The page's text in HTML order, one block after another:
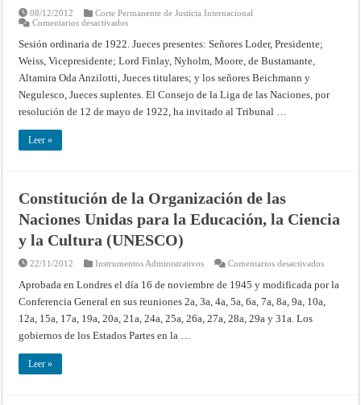
08/12/2012
Corte Permanente de Justicia Internacional
Comentarios desactivadosen
sobre
condiciones
la
designación
de
delegado
internacional
del
trabajo
(Serie
B,
No.
Sesión ordinaria de 1922. Jueces presentes: Señores Loder, Presidente;
Weiss, Vicepresidente; Lord Finlay, Nyholm, Moore, de Bustamante,
Altamira Oda Anzilotti, Jueces titulares; y los señores Beichmann y
Negulesco, Jueces suplentes. El Consejo de la Liga de las Naciones, por
resolución de 12 de mayo de 1922, ha invitado al Tribunal …
Leer »
Constitución de la Organización de las
Naciones Unidas para la Educación, la Ciencia
y la Cultura (UNESCO)
22/11/2012 Instrumentos Administrativos Comentarios desactivadosen
de
Aprobada en Londres el día 16 de noviembre de 1945 y modificada por la
Conferencia General en sus reuniones 2a, 3a, 4a, 5a, 6a, 7a, 8a, 9a, 10a,
12a, 15a, 17a, 19a, 20a, 21a, 24a, 25a, 26a, 27a, 28a, 29a y 31a. Los
gobiernos de los Estados Partes en la …
Leer »